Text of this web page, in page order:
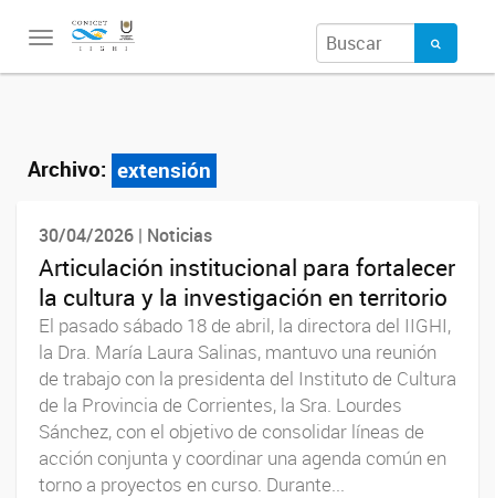
Toggle
Archivo: extensión
30/04/2026 | Noticias
Articulación institucional para fortalecer
la cultura y la investigación en territorio
El pasado sábado 18 de abril, la directora del IIGHI,
la Dra. María Laura Salinas, mantuvo una reunión
de trabajo con la presidenta del Instituto de Cultura
de la Provincia de Corrientes, la Sra. Lourdes
Sánchez, con el objetivo de consolidar líneas de
acción conjunta y coordinar una agenda común en
torno a proyectos en curso. Durante...